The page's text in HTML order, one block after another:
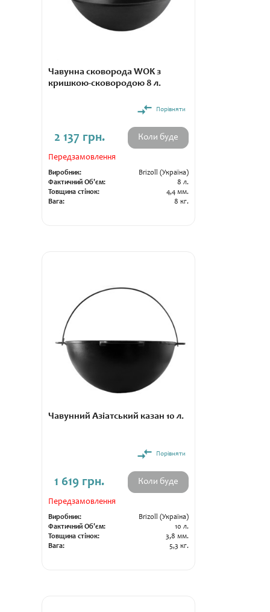
Чавунна сковорода WOK з
кришкою-сковородою 8 л.
Порівняти
2 137 грн. Коли буде
Передзамовлення
Виробник:
Brizoll (Україна)
Фактичний Об'єм:
8 л.
Товщина стінок:
4,4 мм.
Вага:
8 кг.
Чавунний Азіатський казан 10 л.
Порівняти
1 619 грн. Коли буде
Передзамовлення
Виробник:
Brizoll (Україна)
Фактичний Об'єм:
10 л.
Товщина стінок:
3,8 мм.
Вага:
5,3 кг.